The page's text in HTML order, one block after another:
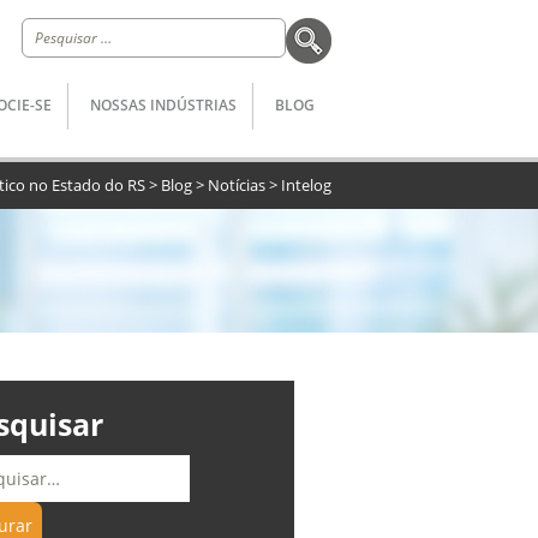
Pesquisar
por:
SE NOSSAS INDÚSTRIAS BLOG
no Estado do RS> Blog> Notícias> Intelog